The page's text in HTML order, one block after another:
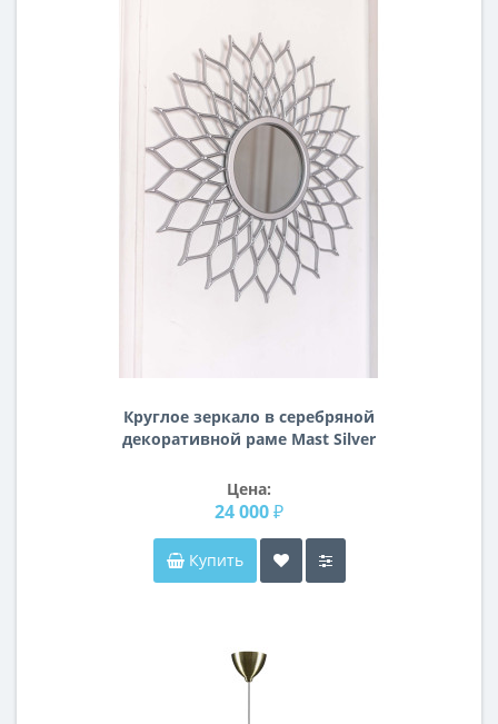
Круглое зеркало в серебряной
декоративной раме Mast Silver
Цена:
24 000 ₽
Купить